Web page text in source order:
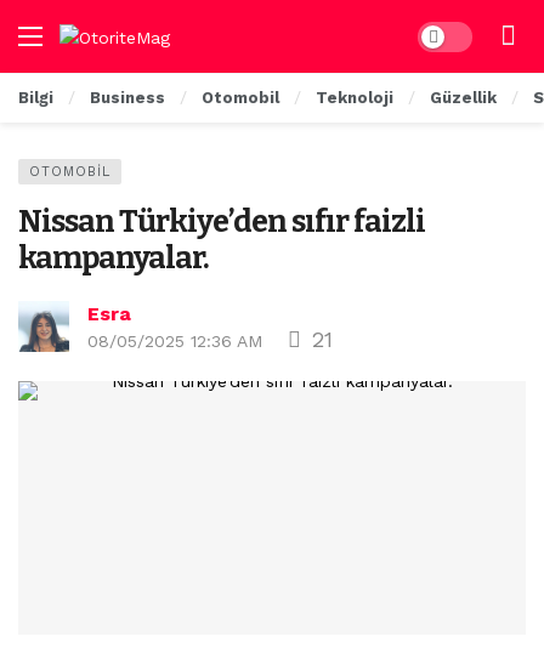
Dark mode
Bilgi Business Otomobil Teknoloji Güzellik
OTOMOBIL
Nissan Türkiye’den sıfır faizli
kampanyalar.
Esra
08/05/2025 12:36 AM 21